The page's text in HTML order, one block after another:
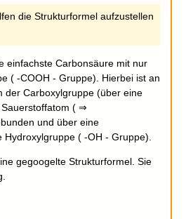
die Strukturformel aufzustellen
einfachste Carbonsäure mit nur
( -COOH - Gruppe). Hierbei ist an
der Carboxylgruppe (über eine
( ⇒
und über eine
Hydroxylgruppe ( -OH - Gruppe).
gegoogelte Strukturformel. Sie